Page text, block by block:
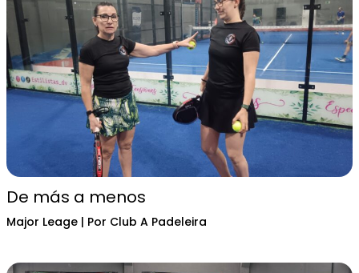
De más a menos
Major Leage | Por Club A Padeleira